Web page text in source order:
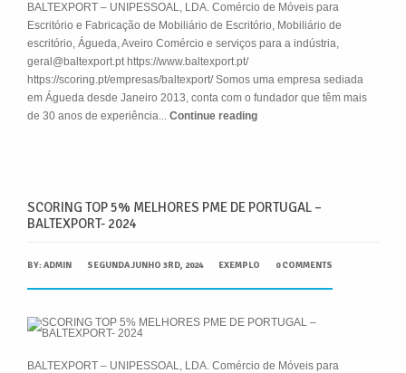
BALTEXPORT – UNIPESSOAL, LDA. Comércio de Móveis para
Escritório e Fabricação de Mobiliário de Escritório, Mobiliário de
escritório, Águeda, Aveiro Comércio e serviços para a indústria,
geral@baltexport.pt https://www.baltexport.pt/
https://scoring.pt/empresas/baltexport/ Somos uma empresa sediada
em Águeda desde Janeiro 2013, conta com o fundador que têm mais
de 30 anos de experiência... Continue reading
SCORING TOP 5% MELHORES PME DE PORTUGAL –
BALTEXPORT- 2024
BY:ADMIN SEGUNDA JUNHO 3RD, 2024 EXEMPLO 0 COMMENTS
BALTEXPORT – UNIPESSOAL, LDA. Comércio de Móveis para